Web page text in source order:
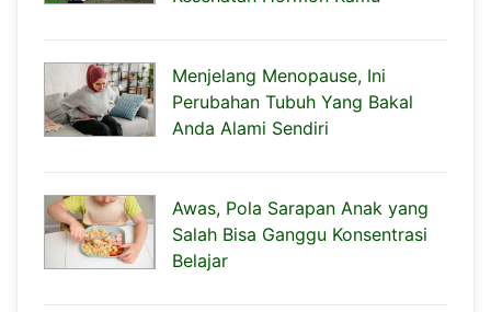
Menjelang Menopause, Ini
Perubahan Tubuh Yang Bakal
Anda Alami Sendiri
Awas, Pola Sarapan Anak yang
Salah Bisa Ganggu Konsentrasi
Belajar